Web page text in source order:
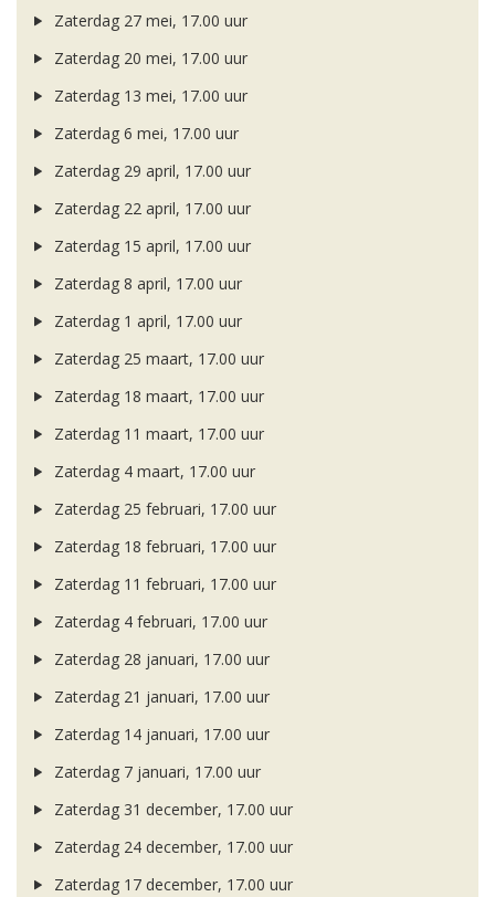
Zaterdag 27 mei, 17.00 uur
Zaterdag 20 mei, 17.00 uur
Zaterdag 13 mei, 17.00 uur
Zaterdag 6 mei, 17.00 uur
Zaterdag 29 april, 17.00 uur
Zaterdag 22 april, 17.00 uur
Zaterdag 15 april, 17.00 uur
Zaterdag 8 april, 17.00 uur
Zaterdag 1 april, 17.00 uur
Zaterdag 25 maart, 17.00 uur
Zaterdag 18 maart, 17.00 uur
Zaterdag 11 maart, 17.00 uur
Zaterdag 4 maart, 17.00 uur
Zaterdag 25 februari, 17.00 uur
Zaterdag 18 februari, 17.00 uur
Zaterdag 11 februari, 17.00 uur
Zaterdag 4 februari, 17.00 uur
Zaterdag 28 januari, 17.00 uur
Zaterdag 21 januari, 17.00 uur
Zaterdag 14 januari, 17.00 uur
Zaterdag 7 januari, 17.00 uur
Zaterdag 31 december, 17.00 uur
Zaterdag 24 december, 17.00 uur
Zaterdag 17 december, 17.00 uur